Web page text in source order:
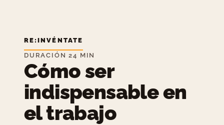
RE:INVÉNTATE
DURACIÓN 24 MIN
Cómo ser
indispensable en
el trabajo